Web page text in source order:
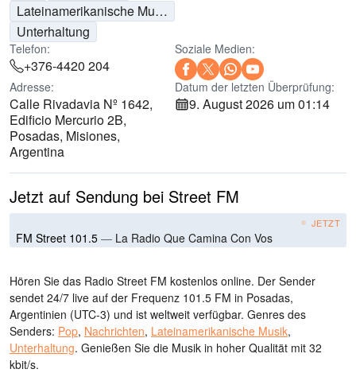
Lateinamerikanische Musik
Unterhaltung
Telefon:
+376-4420 204
Soziale Medien:
Adresse:
Calle Rivadavia Nº 1642,
Edificio Mercurio 2B,
Posadas, Misiones,
Argentina
Datum der letzten Überprüfung:
9. August 2026 um 01:14
Jetzt auf Sendung bei Street FM
JETZT
FM Street 101.5 — La Radio Que Camina Con Vos
Hören Sie das Radio Street FM kostenlos online. Der Sender
sendet 24/7 live auf der Frequenz 101.5 FM in Posadas,
Argentinien (UTC-3) und ist weltweit verfügbar. Genres des
Senders: Pop, Nachrichten, Lateinamerikanische Musik,
Unterhaltung. Genießen Sie die Musik in hoher Qualität mit 32
kbit/s.